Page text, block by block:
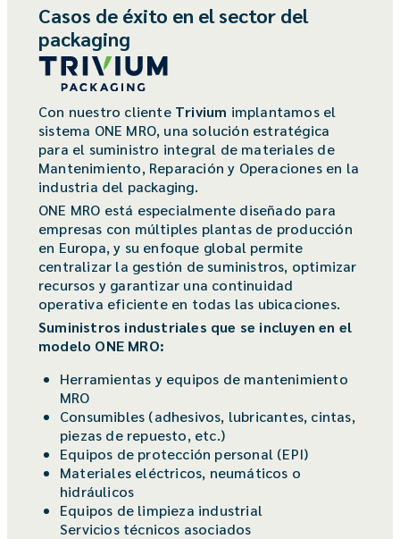
Casos de éxito en el sector del
packaging
Con nuestro cliente Trivium implantamos el
sistema ONE MRO, una solución estratégica
para el suministro integral de materiales de
Mantenimiento, Reparación y Operaciones en la
industria del packaging.
ONE MRO está especialmente diseñado para
empresas con múltiples plantas de producción
en Europa, y su enfoque global permite
centralizar la gestión de suministros, optimizar
recursos y garantizar una continuidad
operativa eficiente en todas las ubicaciones.
Suministros industriales que se incluyen en el
modelo ONE MRO:
Herramientas y equipos de mantenimiento
MRO
Consumibles (adhesivos, lubricantes, cintas,
piezas de repuesto, etc.)
Equipos de protección personal (EPI)
Materiales eléctricos, neumáticos o
hidráulicos
Equipos de limpieza industrial
Servicios técnicos asociados